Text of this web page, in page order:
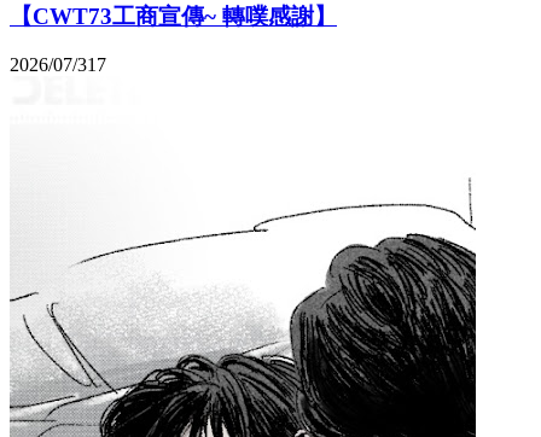
【CWT73工商宣傳~ 轉噗感謝】
2026/07/31 7